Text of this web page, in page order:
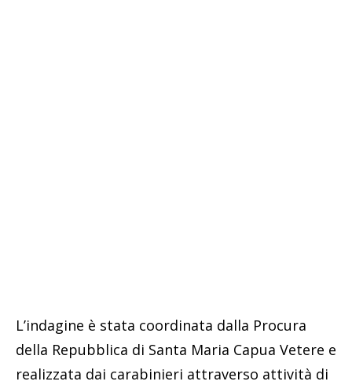
L’indagine è stata coordinata dalla Procura
della Repubblica di Santa Maria Capua Vetere e
realizzata dai carabinieri attraverso attività di